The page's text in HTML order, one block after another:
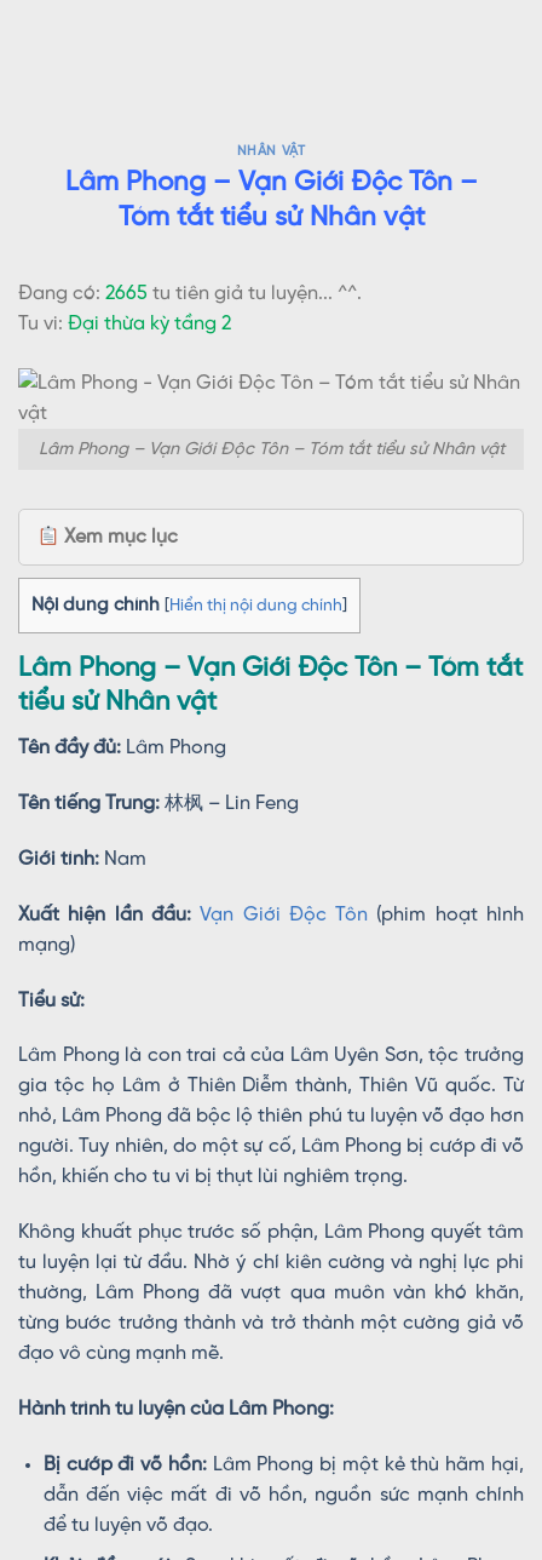
NHÂN VẬT
Lâm Phong – Vạn Giới Độc Tôn –
Tóm tắt tiểu sử Nhân vật
Đang có: 2665 tu tiên giả tu luyện... ^^.
Tu vi: Đại thừa kỳ tầng 2
Lâm Phong – Vạn Giới Độc Tôn – Tóm tắt tiểu sử Nhân vật
Xem mục lục
Nội dung chính Hiển thị nội dung chính
Lâm Phong – Vạn Giới Độc Tôn – Tóm tắt
tiểu sử Nhân vật
Tên đầy đủ: Lâm Phong
Tên tiếng Trung: 林枫 – Lin Feng
Giới tính: Nam
Xuất hiện lần đầu: Vạn Giới Độc Tôn (phim hoạt hình
mạng)
Tiểu sử:
Lâm Phong là con trai cả của Lâm Uyên Sơn, tộc trưởng
gia tộc họ Lâm ở Thiên Diễm thành, Thiên Vũ quốc. Từ
nhỏ, Lâm Phong đã bộc lộ thiên phú tu luyện võ đạo hơn
người. Tuy nhiên, do một sự cố, Lâm Phong bị cướp đi võ
hồn, khiến cho tu vi bị thụt lùi nghiêm trọng.
Không khuất phục trước số phận, Lâm Phong quyết tâm
tu luyện lại từ đầu. Nhờ ý chí kiên cường và nghị lực phi
thường, Lâm Phong đã vượt qua muôn vàn khó khăn,
từng bước trưởng thành và trở thành một cường giả võ
đạo vô cùng mạnh mẽ.
Hành trình tu luyện của Lâm Phong:
Bị cướp đi võ hồn:Lâm Phong bị một kẻ thù hãm hại,
dẫn đến việc mất đi võ hồn, nguồn sức mạnh chính
để tu luyện võ đạo.